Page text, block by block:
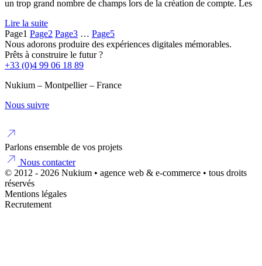
un trop grand nombre de champs lors de la création de compte. Les
Lire la suite
Page1 Page2 Page3 … Page5
Nous adorons produire des expériences digitales mémorables.
Prêts à construire le futur ?
+33 (0)4 99 06 18 89
Nukium – Montpellier – France
Nous suivre
Parlons ensemble de vos projets
Nous contacter
© 2012 - 2026 Nukium • agence web & e-commerce • tous droits
réservés
Mentions légales
Recrutement